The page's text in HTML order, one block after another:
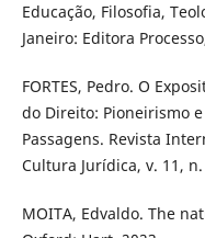
Educação, Filosofia,
Janeiro: Editora
FORTES, Pedro. O
do Direito: Pioneirismo
Passagens. Revista
Cultura Jurídica, v. 11,
MOITA, Edvaldo. The